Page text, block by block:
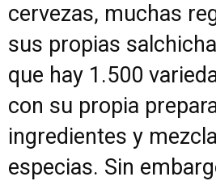
cervezas, muchas
sus propias
que hay 1.500
con su propia
ingredientes y
especias. Sin